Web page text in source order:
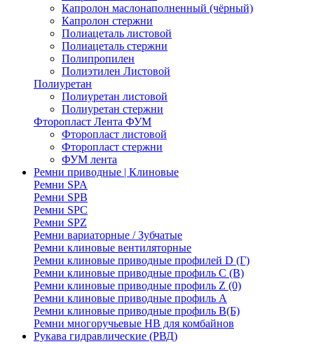
Капролон маслонаполненный (чёрный)
Капролон стержни
Полиацеталь листовой
Полиацеталь стержни
Полипропилен
Полиэтилен Листовой
Полиуретан
Полиуретан листовой
Полиуретан стержни
Фторопласт Лента ФУМ
Фторопласт листовой
Фторопласт стержни
ФУМ лента
Ремни приводные | Клиновые
Ремни SPA
Ремни SPB
Ремни SPC
Ремни SPZ
Ремни вариаторные / Зубчатые
Ремни клиновые вентиляторные
Ремни клиновые приводные профилей D (Г)
Ремни клиновые приводные профиль C (В)
Ремни клиновые приводные профиль Z (0)
Ремни клиновые приводные профиль А
Ремни клиновые приводные профиль В(Б)
Ремни многоручьевые НВ для комбайнов
Рукава гидравлические (РВД)